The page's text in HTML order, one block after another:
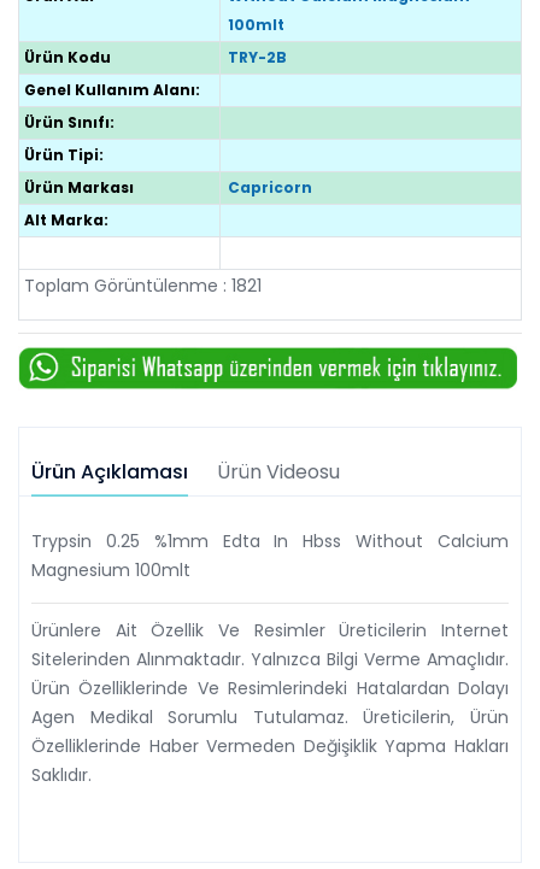
100mlt
Ürün Kodu
TRY-2B
Genel Kullanım Alanı:
Ürün Sınıfı:
Ürün Tipi:
Ürün Markası
Capricorn
Alt Marka:
Toplam Görüntülenme : 1821
Ürün Açıklaması Ürün Videosu
Trypsin 0.25 %1mm Edta In Hbss Without Calcium
Magnesium 100mlt
Ürünlere Ait Özellik Ve Resimler Üreticilerin Internet
Sitelerinden Alınmaktadır. Yalnızca Bilgi Verme Amaçlıdır.
Ürün Özelliklerinde Ve Resimlerindeki Hatalardan Dolayı
Agen Medikal Sorumlu Tutulamaz. Üreticilerin, Ürün
Özelliklerinde Haber Vermeden Değişiklik Yapma Hakları
Saklıdır.